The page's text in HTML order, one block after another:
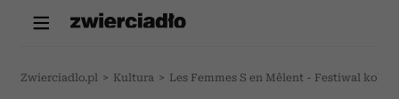
Zwierciadlo.pl > Kultura > Les Femmes S en Mêlent - Festiwal